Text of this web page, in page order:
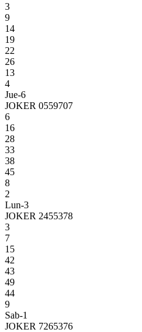
3
9
14
19
22
26
13
4
Jue-6
JOKER 0559707
6
16
28
33
38
45
8
2
Lun-3
JOKER 2455378
3
7
15
42
43
49
44
9
Sab-1
JOKER 7265376